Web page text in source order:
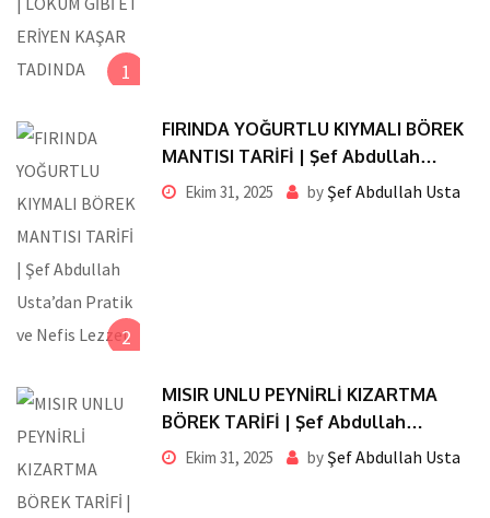
1
2
FIRINDA YOĞURTLU KIYMALI BÖREK
MANTISI TARİFİ | Şef Abdullah
Usta’dan Pratik ve Nefis Lezzet
Ekim 31, 2025 byŞef Abdullah Usta
MISIR UNLU PEYNİRLİ KIZARTMA
BÖREK TARİFİ | Şef Abdullah
Usta’dan Pratik ve Nefis Lezzet
Ekim 31, 2025 byŞef Abdullah Usta